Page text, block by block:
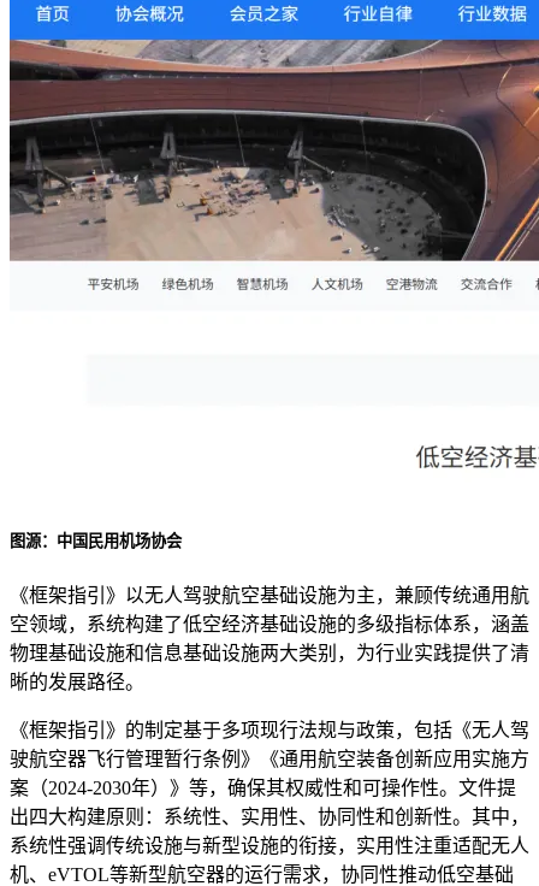
图源：中国民用机场协会
《框架指引》以无人驾驶航空基础设施为主，兼顾传统通用航
空领域，系统构建了低空经济基础设施的多级指标体系，涵盖
物理基础设施和信息基础设施两大类别，为行业实践提供了清
晰的发展路径。
《框架指引》的制定基于多项现行法规与政策，包括《无人驾
驶航空器飞行管理暂行条例》《通用航空装备创新应用实施方
案（2024-2030年）》等，确保其权威性和可操作性。文件提
出四大构建原则：系统性、实用性、协同性和创新性。其中，
系统性强调传统设施与新型设施的衔接，实用性注重适配无人
机、eVTOL等新型航空器的运行需求，协同性推动低空基础